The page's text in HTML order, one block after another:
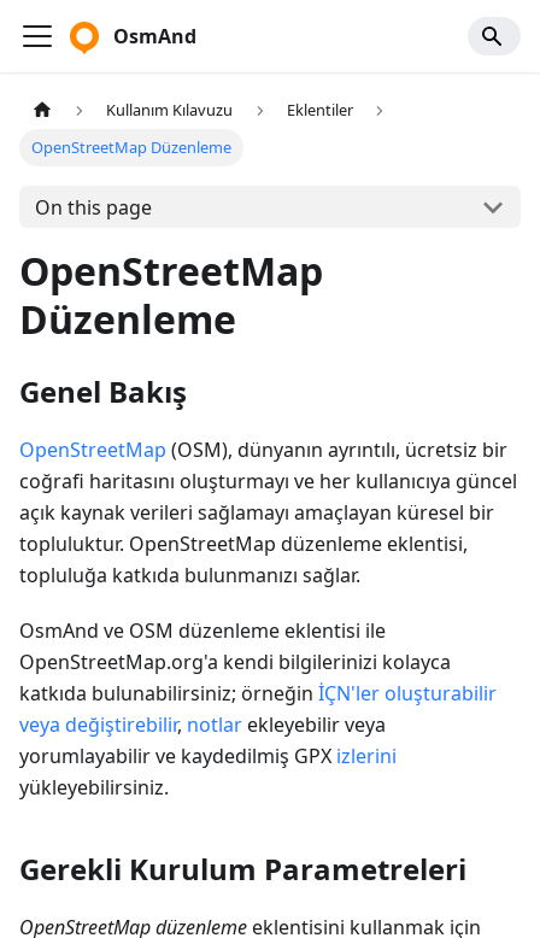
OsmAnd
Kullanım Kılavuzu
Eklentiler
OpenStreetMap Düzenleme
On this page
OpenStreetMap
Düzenleme
Genel Bakış
OpenStreetMap (OSM), dünyanın ayrıntılı, ücretsiz bir
coğrafi haritasını oluşturmayı ve her kullanıcıya güncel
açık kaynak verileri sağlamayı amaçlayan küresel bir
topluluktur. OpenStreetMap düzenleme eklentisi,
topluluğa katkıda bulunmanızı sağlar.
OsmAnd ve OSM düzenleme eklentisi ile
OpenStreetMap.org'a kendi bilgilerinizi kolayca
katkıda bulunabilirsiniz; örneğin İÇN'ler oluşturabilir
veya değiştirebilir, notlarekleyebilir veya
yorumlayabilir ve kaydedilmiş GPX izlerini
yükleyebilirsiniz.
Gerekli Kurulum Parametreleri
OpenStreetMap düzenlemeeklentisini kullanmak için